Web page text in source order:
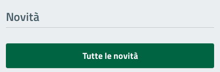
Novità
Tutte le novità